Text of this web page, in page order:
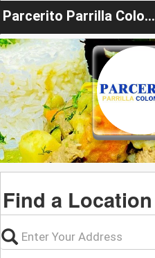
Parcerito Parrilla Colombiana Utah
Find a Location